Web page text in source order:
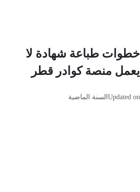
خطوات طباعة شهادة لا
يعمل منصة كوادر قطر
Updated onالسنة الماضية